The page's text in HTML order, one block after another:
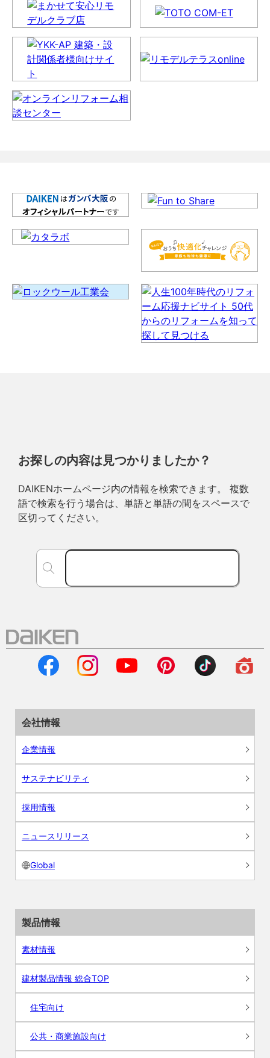
お探しの内容は見つかりましたか？
DAIKENホームページ内の情報を検索できます。 複数
語で検索を行う場合は、単語と単語の間をスペースで
区切ってください。
会社情報
企業情報
サステナビリティ
採用情報
ニュースリリース
Global
製品情報
素材情報
建材製品情報 総合TOP
住宅向け
公共・商業施設向け